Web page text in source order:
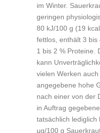
im Winter.
geringen
80 kJ/100 g (19
fettlos, enthält 3 bis
1 bis 2 % Proteine.
kann
vielen Werken
angegebene hohe
nach einer von der
in Auftrag
tatsächlich lediglich
μg/100 g